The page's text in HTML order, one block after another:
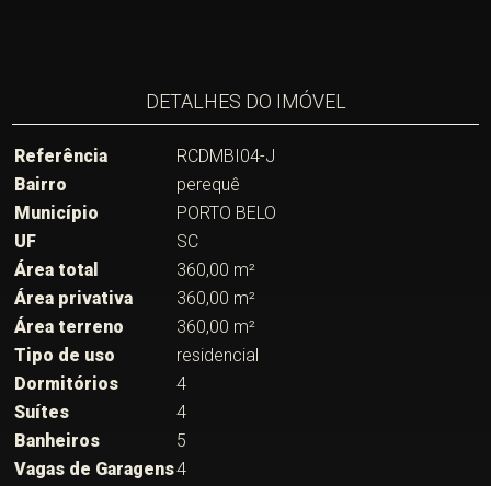
DETALHES DO IMÓVEL
Referência
RCDMBI04-J
Bairro
perequê
Município
PORTO BELO
UF
SC
Área total
360,00 m²
Área privativa
360,00 m²
Área terreno
360,00 m²
Tipo de uso
residencial
Dormitórios
4
Suítes
4
Banheiros
5
Vagas de Garagens4